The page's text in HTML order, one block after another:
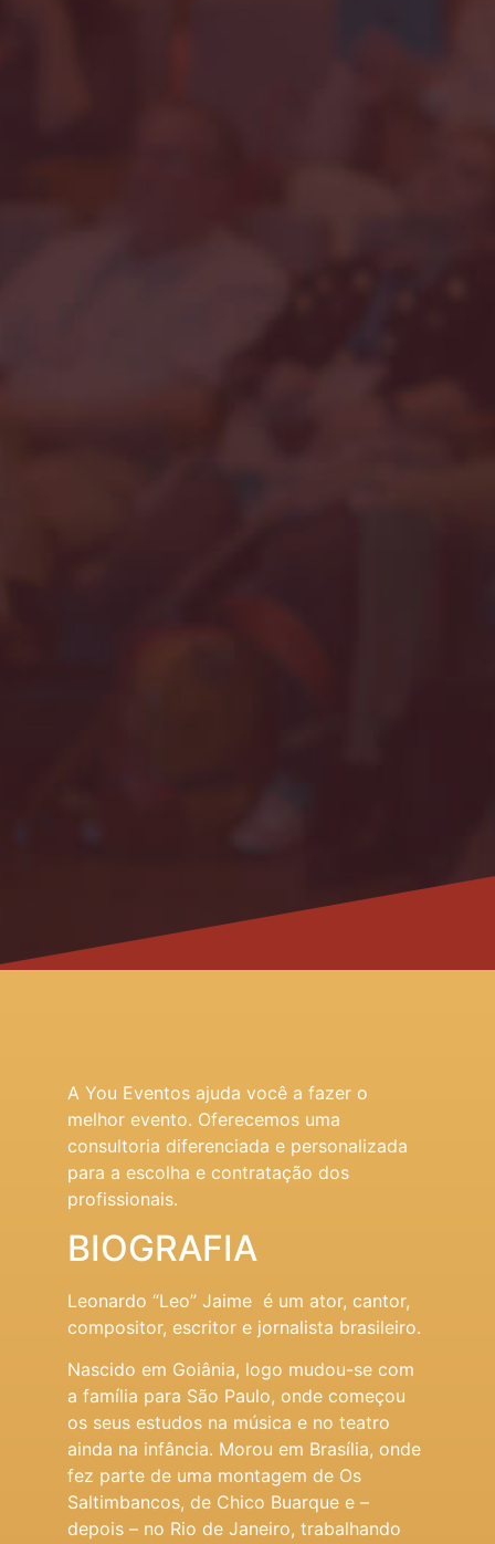
A You Eventos ajuda você a fazer o
melhor evento. Oferecemos uma
consultoria diferenciada e personalizada
para a escolha e contratação dos
profissionais.
BIOGRAFIA
Leonardo “Leo” Jaime é um ator, cantor,
compositor, escritor e jornalista brasileiro.
Nascido em Goiânia, logo mudou-se com
a família para São Paulo, onde começou
os seus estudos na música e no teatro
ainda na infância. Morou em Brasília, onde
fez parte de uma montagem de Os
Saltimbancos, de Chico Buarque e –
depois – no Rio de Janeiro, trabalhando